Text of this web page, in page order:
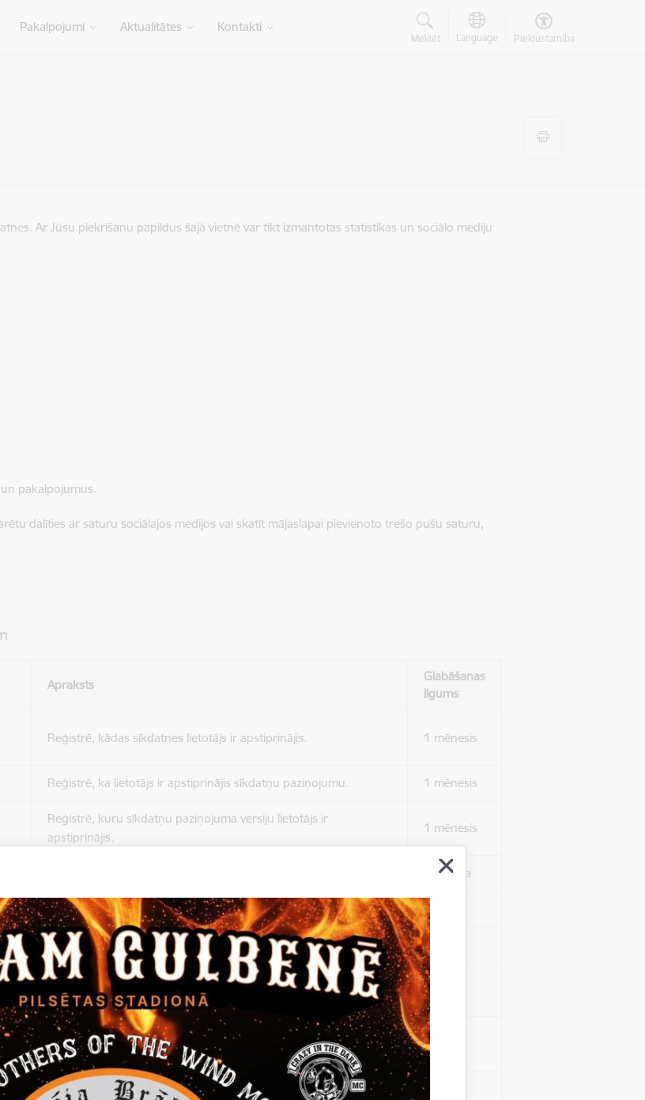
Pakalpojumi Aktualitātes Kontakti
Meklēt Language Piekļūstamība
Ar Jūsu piekrišanu papildus šajā vietnē var tikt izmantotas statistikas un sociālo mediju
pakalpojumus.
dalīties ar saturu sociālajos medijos vai skatīt mājaslapai pievienoto trešo pušu saturu,
Apraksts
Glabāšanas
ilgums
Reģistrē, kādas sīkdatnes lietotājs ir apstiprinājis. 1 mēnesis
Reģistrē, ka lietotājs ir apstiprinājis sīkdatņu paziņojumu. 1 mēnesis
Reģistrē, kuru sīkdatņu paziņojuma versiju lietotājs ir
apstiprinājis.
1 mēnesis
1 stunda
Sesijas uzturēšana no slodzes dalīšanas viedokļa. Sesija
Drošības politikas sesija. Sesija
Sīkdatne ir nepieciešama, lai visiem lietotājiem nerādītu
ziņojumus pēc tam, kad viņi ir izlasījuši un aizvēruši tos.
Sesija
Sīkdatne ir nepieciešama, lai visiem lietotājiem nerādītu
ziņojumus pēc tam, kad viņi ir izlasījuši un aizvēruši tos.
Sesija
Reģistrē, ka tiek parādīts modālais logs. Sesija